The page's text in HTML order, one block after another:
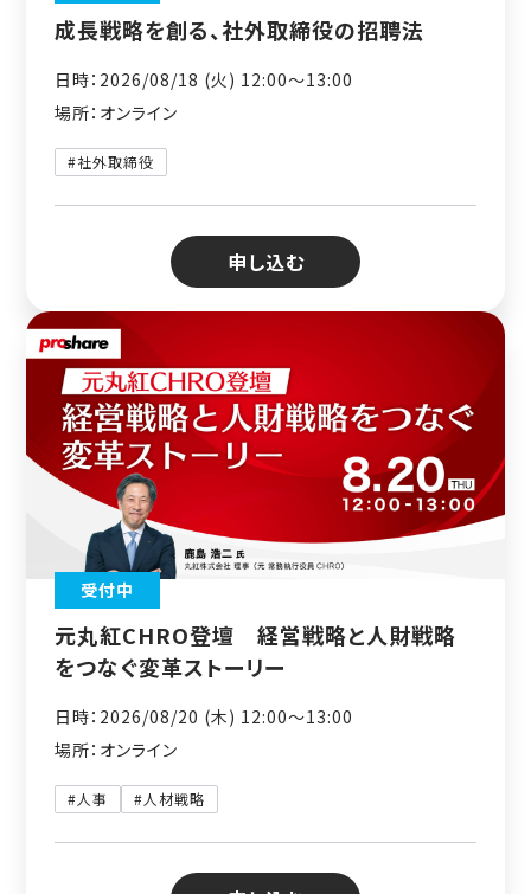
成長戦略を創る、社外取締役の招聘法
日時：2026/08/18 (火) 12:00〜13:00
場所：オンライン
#社外取締役
申し込む
受付中
元丸紅CHRO登壇 経営戦略と人財戦略
をつなぐ変革ストーリー
日時：2026/08/20 (木) 12:00〜13:00
場所：オンライン
#人事 #人材戦略